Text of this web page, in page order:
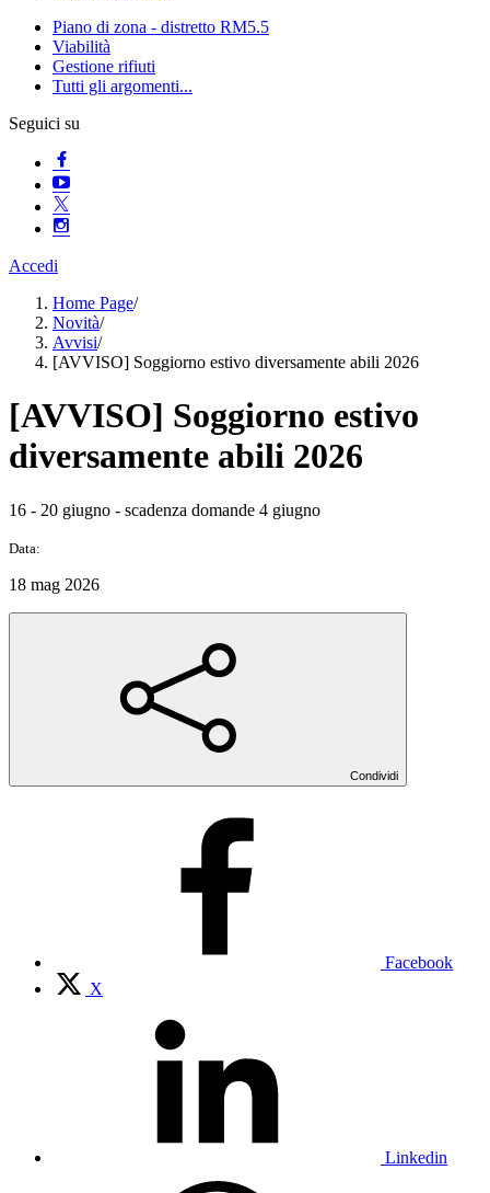
Piano di zona - distretto RM5.5
Viabilità
Gestione rifiuti
Tutti gli argomenti...
Seguici su
Accedi
Home Page/
Novità/
Avvisi/
[AVVISO] Soggiorno estivo diversamente abili 2026
[AVVISO] Soggiorno estivo
diversamente abili 2026
16 - 20 giugno - scadenza domande 4 giugno
Data:
18 mag 2026
Condividi
Facebook
X
Linkedin